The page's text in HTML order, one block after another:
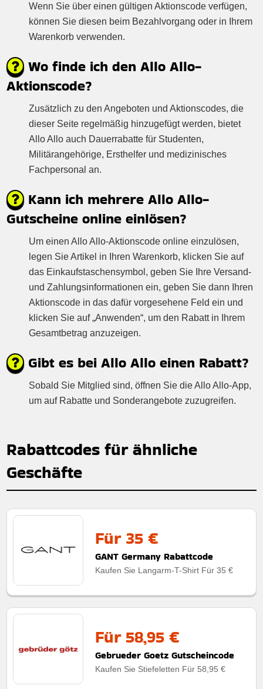
Wenn Sie über einen gültigen Aktionscode verfügen,
können Sie diesen beim Bezahlvorgang oder in Ihrem
Warenkorb verwenden.
Wo finde ich den Allo Allo-
Aktionscode?
Zusätzlich zu den Angeboten und Aktionscodes, die
dieser Seite regelmäßig hinzugefügt werden, bietet
Allo Allo auch Dauerrabatte für Studenten,
Militärangehörige, Ersthelfer und medizinisches
Fachpersonal an.
Kann ich mehrere Allo Allo-
Gutscheine online einlösen?
Um einen Allo Allo-Aktionscode online einzulösen,
legen Sie Artikel in Ihren Warenkorb, klicken Sie auf
das Einkaufstaschensymbol, geben Sie Ihre Versand-
und Zahlungsinformationen ein, geben Sie dann Ihren
Aktionscode in das dafür vorgesehene Feld ein und
klicken Sie auf „Anwenden“, um den Rabatt in Ihrem
Gesamtbetrag anzuzeigen.
Gibt es bei Allo Allo einen Rabatt?
Sobald Sie Mitglied sind, öffnen Sie die Allo Allo-App,
um auf Rabatte und Sonderangebote zuzugreifen.
Rabattcodes für ähnliche
Geschäfte
Für 35 €
GANT Germany Rabattcode
Kaufen Sie Langarm-T-Shirt Für 35 €
Für 58,95 €
Gebrueder Goetz Gutscheincode
Kaufen Sie Stiefeletten Für 58,95 €